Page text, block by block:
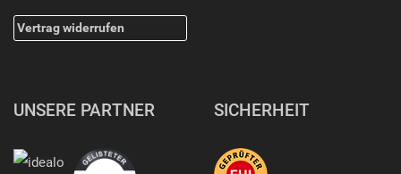
Vertrag widerrufen
UNSERE PARTNER SICHERHEIT